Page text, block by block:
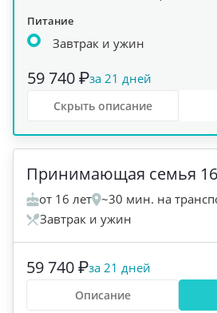
Питание
Завтрак и ужин
59 740 ₽за 21 дней
Скрыть описание
Принимающая семья
от 16 лет ~30 мин. на
Завтрак и ужин
59 740 ₽за 21 дней
Описание